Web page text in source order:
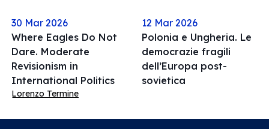
30 Mar 2026
Where Eagles Do Not
Dare. Moderate
Revisionism in
International Politics
Lorenzo Termine
12 Mar 2026
Polonia e Ungheria. Le
democrazie fragili
dell’Europa post-
sovietica